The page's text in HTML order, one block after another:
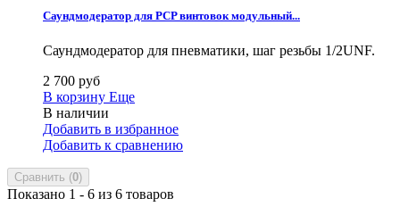
Саундмодератор для PCP винтовок модульный...
Саундмодератор для пневматики, шаг резьбы 1/2UNF.
2 700 руб
В корзину Еще
В наличии
Добавить в избранное
Добавить к сравнению
Сравнить (0)
Показано 1 - 6 из 6 товаров